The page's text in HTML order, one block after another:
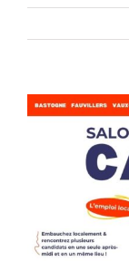
View